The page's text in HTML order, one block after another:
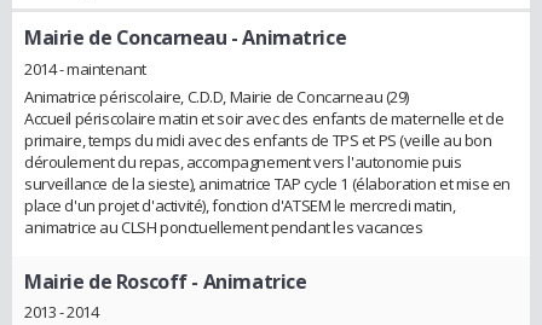
Mairie de Concarneau - Animatrice
2014 - maintenant
Animatrice périscolaire, C.D.D, Mairie de Concarneau (29)
Accueil périscolaire matin et soir avec des enfants de maternelle et de
primaire, temps du midi avec des enfants de TPS et PS (veille au bon
déroulement du repas, accompagnement vers l'autonomie puis
surveillance de la sieste), animatrice TAP cycle 1 (élaboration et mise en
place d'un projet d'activité), fonction d'ATSEM le mercredi matin,
animatrice au CLSH ponctuellement pendant les vacances
Mairie de Roscoff- Animatrice
2013 - 2014